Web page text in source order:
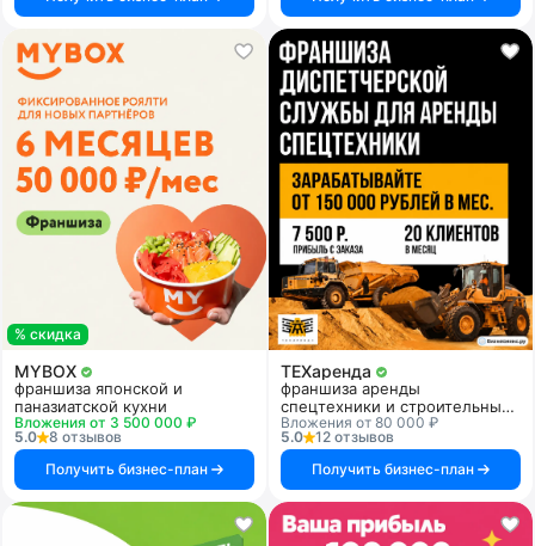
% скидка
MYBOX
франшиза японской и
паназиатской кухни
Вложения от 3 500 000 ₽
5.0
8 отзывов
Получить бизнес-план
ТЕХаренда
франшиза аренды
спецтехники и строительных
услуг
Вложения от 80 000 ₽
5.0
12 отзывов
Получить бизнес-план